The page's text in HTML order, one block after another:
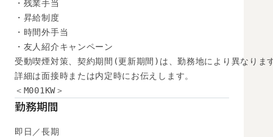
・残業手当
・昇給制度
・時間外手当
・友人紹介キャンペーン
受動喫煙対策、契約期間(更新期間)は、勤務地により異なりま
詳細は面接時または内定時にお伝えします。
＜M001KW＞
勤務期間
即日／長期